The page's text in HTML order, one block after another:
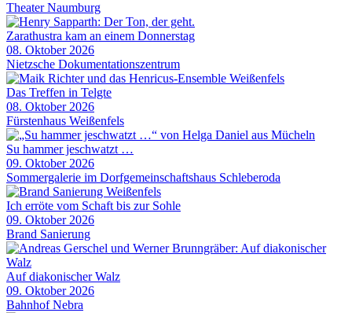
Theater Naumburg
Zarathustra kam an einem Donnerstag
08. Oktober 2026
Nietzsche Dokumentationszentrum
Das Treffen in Telgte
08. Oktober 2026
Fürstenhaus Weißenfels
Su hammer jeschwatzt …
09. Oktober 2026
Sommergalerie im Dorfgemeinschaftshaus Schleberoda
Ich erröte vom Schaft bis zur Sohle
09. Oktober 2026
Brand Sanierung
Auf diakonischer Walz
09. Oktober 2026
Bahnhof Nebra